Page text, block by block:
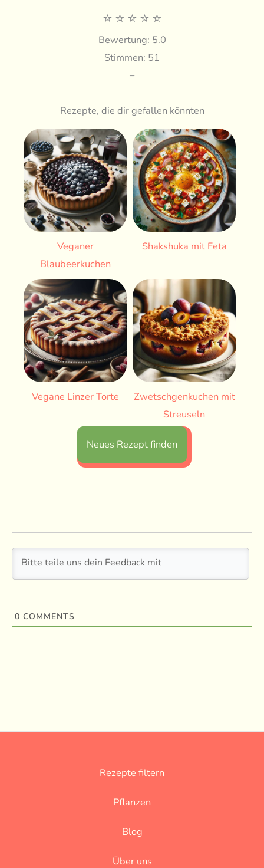
⭐ ⭐ ⭐ ⭐ ⭐
Bewertung: 5.0
Stimmen: 51
–
Rezepte, die dir gefallen könnten
Veganer
Blaubeerkuchen
Shakshuka mit Feta
Vegane Linzer Torte
Zwetschgenkuchen mit
Streuseln
Neues Rezept finden
0 COMMENTS
Rezepte filtern
Pflanzen
Blog
Über uns